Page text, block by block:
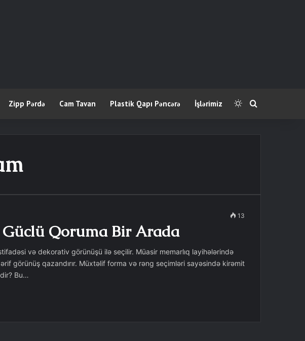
Zipp Pərdə Cam Tavan Plastik Qapı Pəncərə İşlərimiz Switch skin
13
Qoruma Bir Arada
və dekorativ görünüşü ilə seçilir. Müasir memarlıq layihələrində
görünüş qazandırır. Müxtəlif forma və rəng seçimləri sayəsində kirəmit
Bu…